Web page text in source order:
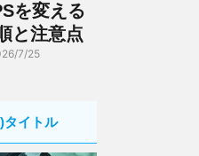
を変える
と注意点
7/25
タイトル